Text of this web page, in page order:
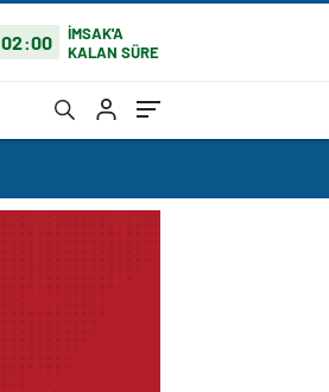
02:00
İMSAK'A
KALAN SÜRE